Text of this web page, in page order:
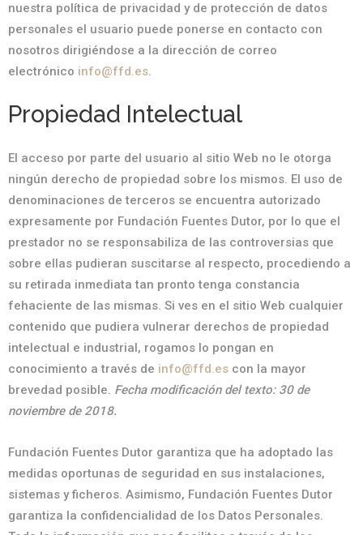
nuestra política de privacidad y de protección de datos
personales el usuario puede ponerse en contacto con
nosotros dirigiéndose a la dirección de correo
electrónico info@ffd.es.
Propiedad Intelectual
El acceso por parte del usuario al sitio Web no le otorga
ningún derecho de propiedad sobre los mismos. El uso de
denominaciones de terceros se encuentra autorizado
expresamente por Fundación Fuentes Dutor, por lo que el
prestador no se responsabiliza de las controversias que
sobre ellas pudieran suscitarse al respecto, procediendo a
su retirada inmediata tan pronto tenga constancia
fehaciente de las mismas. Si ves en el sitio Web cualquier
contenido que pudiera vulnerar derechos de propiedad
intelectual e industrial, rogamos lo pongan en
conocimiento a través de info@ffd.es con la mayor
brevedad posible. Fecha modificación del texto: 30 de
noviembre de 2018.
Fundación Fuentes Dutor garantiza que ha adoptado las
medidas oportunas de seguridad en sus instalaciones,
sistemas y ficheros. Asimismo, Fundación Fuentes Dutor
garantiza la confidencialidad de los Datos Personales.